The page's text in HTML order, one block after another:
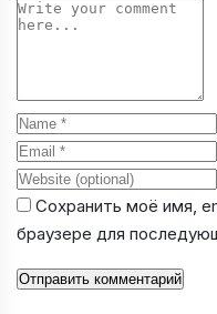
Comment
Name
Email
Website
Сохранить моё имя,
браузере для
Отправить комментарий